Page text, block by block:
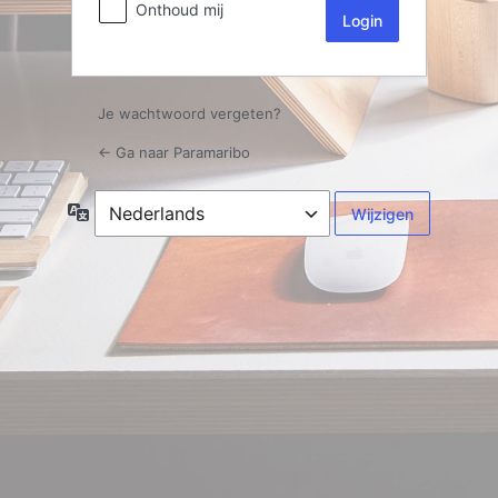
Onthoud mij
Je wachtwoord vergeten?
← Ga naar Paramaribo
Taal